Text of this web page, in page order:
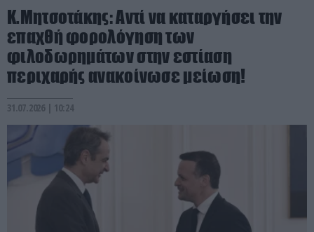
Κ.Μητσοτάκης: Αντί να καταργήσει την
επαχθή φορολόγηση των
φιλοδωρημάτων στην εστίαση
περιχαρής ανακοίνωσε μείωση!
31.07.2026 | 10:24